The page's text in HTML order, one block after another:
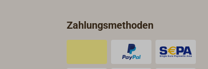
Zahlungsmethoden